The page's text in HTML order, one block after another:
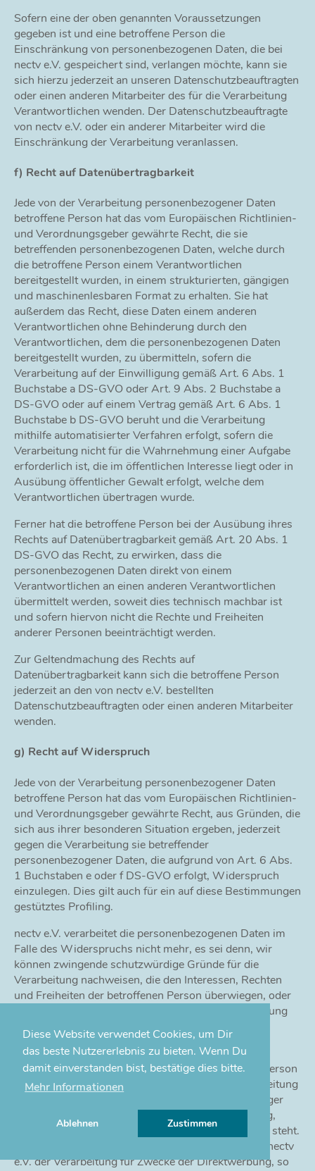
Diese Website verwendet Cookies, um Dir
das beste Nutzererlebnis zu bieten. Wenn Du
damit einverstanden bist, bestätige dies bitte.
Mehr Informationen
Ablehnen Zustimmen
Sofern eine der oben genannten Voraussetzungen
gegeben ist und eine betroffene Person die
Einschränkung von personenbezogenen Daten, die bei
nectv e.V. gespeichert sind, verlangen möchte, kann sie
sich hierzu jederzeit an unseren Datenschutzbeauftragten
oder einen anderen Mitarbeiter des für die Verarbeitung
Verantwortlichen wenden. Der Datenschutzbeauftragte
von nectv e.V. oder ein anderer Mitarbeiter wird die
Einschränkung der Verarbeitung veranlassen.
f) Recht auf Datenübertragbarkeit
Jede von der Verarbeitung personenbezogener Daten
betroffene Person hat das vom Europäischen Richtlinien-
und Verordnungsgeber gewährte Recht, die sie
betreffenden personenbezogenen Daten, welche durch
die betroffene Person einem Verantwortlichen
bereitgestellt wurden, in einem strukturierten, gängigen
und maschinenlesbaren Format zu erhalten. Sie hat
außerdem das Recht, diese Daten einem anderen
Verantwortlichen ohne Behinderung durch den
Verantwortlichen, dem die personenbezogenen Daten
bereitgestellt wurden, zu übermitteln, sofern die
Verarbeitung auf der Einwilligung gemäß Art. 6 Abs. 1
Buchstabe a DS-GVO oder Art. 9 Abs. 2 Buchstabe a
DS-GVO oder auf einem Vertrag gemäß Art. 6 Abs. 1
Buchstabe b DS-GVO beruht und die Verarbeitung
mithilfe automatisierter Verfahren erfolgt, sofern die
Verarbeitung nicht für die Wahrnehmung einer Aufgabe
erforderlich ist, die im öffentlichen Interesse liegt oder in
Ausübung öffentlicher Gewalt erfolgt, welche dem
Verantwortlichen übertragen wurde.
Ferner hat die betroffene Person bei der Ausübung ihres
Rechts auf Datenübertragbarkeit gemäß Art. 20 Abs. 1
DS-GVO das Recht, zu erwirken, dass die
personenbezogenen Daten direkt von einem
Verantwortlichen an einen anderen Verantwortlichen
übermittelt werden, soweit dies technisch machbar ist
und sofern hiervon nicht die Rechte und Freiheiten
anderer Personen beeinträchtigt werden.
Zur Geltendmachung des Rechts auf
Datenübertragbarkeit kann sich die betroffene Person
jederzeit an den von nectv e.V. bestellten
Datenschutzbeauftragten oder einen anderen Mitarbeiter
wenden.
g) Recht auf Widerspruch
Jede von der Verarbeitung personenbezogener Daten
betroffene Person hat das vom Europäischen Richtlinien-
und Verordnungsgeber gewährte Recht, aus Gründen, die
sich aus ihrer besonderen Situation ergeben, jederzeit
gegen die Verarbeitung sie betreffender
personenbezogener Daten, die aufgrund von Art. 6 Abs.
1 Buchstaben e oder f DS-GVO erfolgt, Widerspruch
einzulegen. Dies gilt auch für ein auf diese Bestimmungen
gestütztes Profiling.
nectv e.V. verarbeitet die personenbezogenen Daten im
Falle des Widerspruchs nicht mehr, es sei denn, wir
können zwingende schutzwürdige Gründe für die
Verarbeitung nachweisen, die den Interessen, Rechten
und Freiheiten der betroffenen Person überwiegen, oder
die Verarbeitung dient der Geltendmachung, Ausübung
oder Verteidigung von Rechtsansprüchen.
Verarbeitet nectv e.V. personenbezogene Daten, um
Direktwerbung zu betreiben, so hat die betroffene Person
das Recht, jederzeit Widerspruch gegen die Verarbeitung
der personenbezogenen Daten zum Zwecke derartiger
Werbung einzulegen. Dies gilt auch für das Profiling,
soweit es mit solcher Direktwerbung in Verbindung steht.
Widerspricht die betroffene Person gegenüber der nectv
e.V. der Verarbeitung für Zwecke der Direktwerbung, so